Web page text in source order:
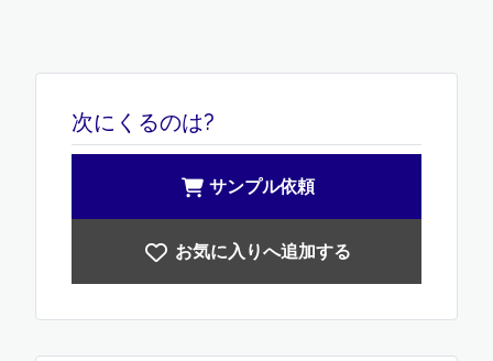
次にくるのは?
サンプル依頼
お気に入りへ追加する